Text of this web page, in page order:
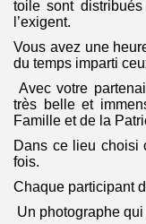
toile sont
l’exigent.
Vous avez une
du temps imparti
Avec votre
très belle et
Famille et de la
Dans ce lieu choisi
fois.
Chaque participant
Un photographe